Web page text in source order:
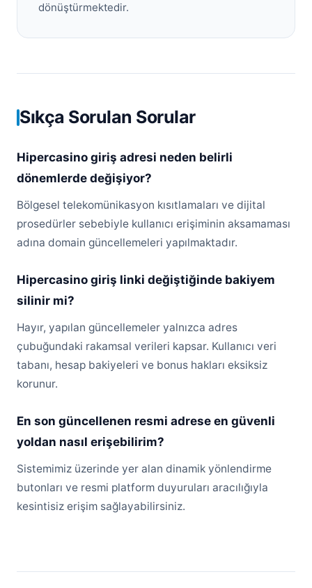
dönüştürmektedir.
Sıkça Sorulan Sorular
Hipercasino giriş adresi neden belirli
dönemlerde değişiyor?
Bölgesel telekomünikasyon kısıtlamaları ve dijital
prosedürler sebebiyle kullanıcı erişiminin aksamaması
adına domain güncellemeleri yapılmaktadır.
Hipercasino giriş linki değiştiğinde bakiyem
silinir mi?
Hayır, yapılan güncellemeler yalnızca adres
çubuğundaki rakamsal verileri kapsar. Kullanıcı veri
tabanı, hesap bakiyeleri ve bonus hakları eksiksiz
korunur.
En son güncellenen resmi adrese en güvenli
yoldan nasıl erişebilirim?
Sistemimiz üzerinde yer alan dinamik yönlendirme
butonları ve resmi platform duyuruları aracılığıyla
kesintisiz erişim sağlayabilirsiniz.